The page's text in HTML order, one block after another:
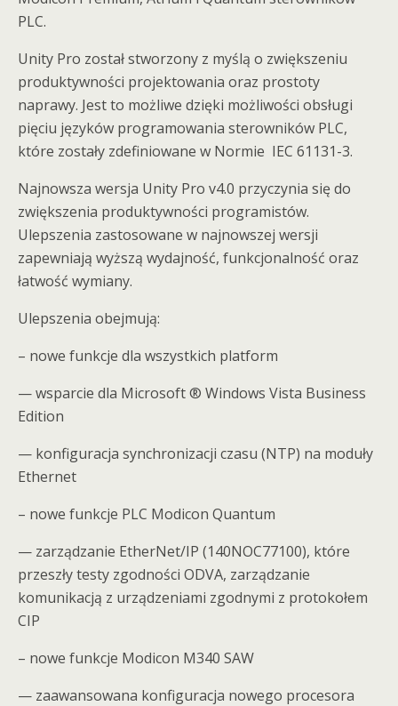
PLC.
Unity Pro został stworzony z myślą o zwiększeniu
produktywności projektowania oraz prostoty
naprawy. Jest to możliwe dzięki możliwości obsługi
pięciu języków programowania sterowników PLC,
które zostały zdefiniowane w Normie IEC 61131-3.
Najnowsza wersja Unity Pro v4.0 przyczynia się do
zwiększenia produktywności programistów.
Ulepszenia zastosowane w najnowszej wersji
zapewniają wyższą wydajność, funkcjonalność oraz
łatwość wymiany.
Ulepszenia obejmują:
– nowe funkcje dla wszystkich platform
— wsparcie dla Microsoft ® Windows Vista Business
Edition
— konfiguracja synchronizacji czasu (NTP) na moduły
Ethernet
– nowe funkcje PLC Modicon Quantum
— zarządzanie EtherNet/IP (140NOC77100), które
przeszły testy zgodności ODVA, zarządzanie
komunikacją z urządzeniami zgodnymi z protokołem
CIP
– nowe funkcje Modicon M340 SAW
— zaawansowana konfiguracja nowego procesora